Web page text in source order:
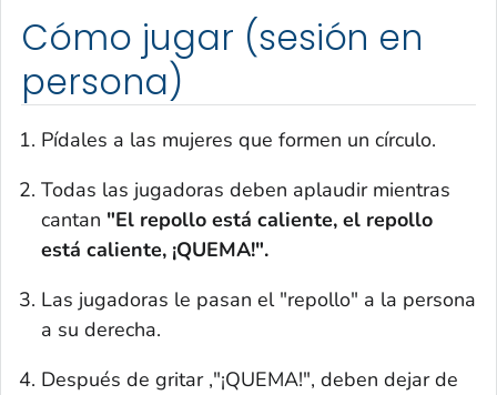
Cómo jugar (sesión en
persona)
Pídales a las mujeres que formen un círculo.
Todas las jugadoras deben aplaudir mientras
cantan "El repollo está caliente, el repollo
está caliente, ¡QUEMA!".
Las jugadoras le pasan el "repollo" a la persona
a su derecha.
Después de gritar ,"¡QUEMA!", deben dejar de